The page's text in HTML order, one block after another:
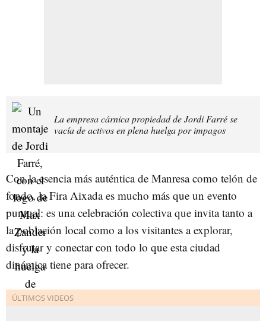
La empresa cárnica propiedad de Jordi Farré se
vacía de activos en plena huelga por impagos
Con la esencia más auténtica de Manresa como telón de
fondo, la Fira Aixada es mucho más que un evento
puntual: es una celebración colectiva que invita tanto a
la población local como a los visitantes a explorar,
disfrutar y conectar con todo lo que esta ciudad
dinámica tiene para ofrecer.